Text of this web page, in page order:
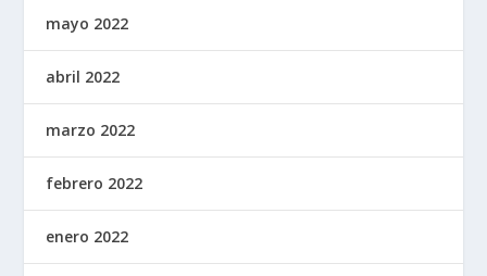
mayo 2022
abril 2022
marzo 2022
febrero 2022
enero 2022